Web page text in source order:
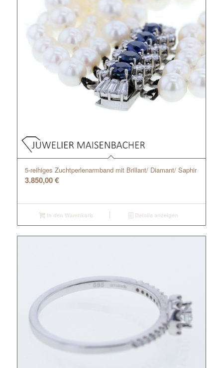
5-reihiges Zuchtperlenarmband mit Brillant/ Diamant/ Saphir
3.850,00€
In den Warenkorb Details anzeigen